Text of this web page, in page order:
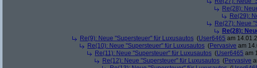
Re(28):
Re(29):
Re(27): Neue
Re(28):
Re(9): Neue "Supersteuer" für Luxusautos (User6465 am
Re(10): Neue "Supersteuer" für Luxusautos (Pervasive am
Re(11): Neue "Supersteuer" für Luxusautos (User6465 am
Re(12): Neue "Supersteuer" für Luxusautos (Pervasive